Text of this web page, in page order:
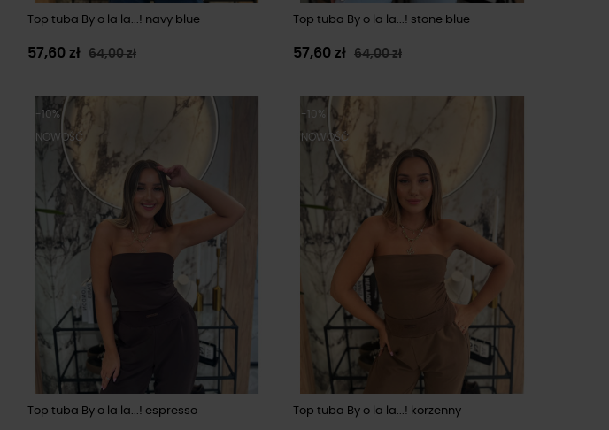
Top tuba By o la la...! navy blue
57,60 zł 64,00 zł
Top tuba By o la la...! stone blue
57,60 zł 64,00 zł
-10%
NOWOŚĆ
Top tuba By o la la...! espresso
-10%
NOWOŚĆ
Top tuba By o la la...! korzenny